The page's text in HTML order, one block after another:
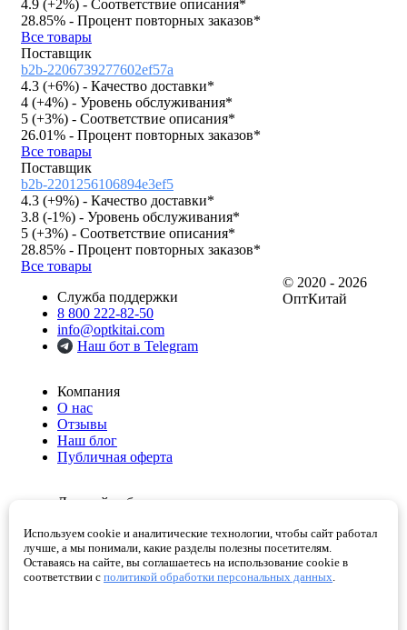
4.9 (+2%) - Соответствие описания*
28.85% - Процент повторных заказов*
Все товары
Поставщик
b2b-2206739277602ef57a
4.3 (+6%) - Качество доставки*
4 (+4%) - Уровень обслуживания*
5 (+3%) - Соответствие описания*
26.01% - Процент повторных заказов*
Все товары
Поставщик
b2b-2201256106894e3ef5
4.3 (+9%) - Качество доставки*
3.8 (-1%) - Уровень обслуживания*
5 (+3%) - Соответствие описания*
28.85% - Процент повторных заказов*
Все товары
Служба поддержки
8 800 222-82-50
info@optkitai.com
Наш бот в Telegram
Компания
О нас
Отзывы
Наш блог
Публичная оферта
Личный кабинет
Избранное
Корзина
Проверенные поставщики
© 2020 - 2026
ОптКитай
Используем cookie и аналитические технологии, чтобы сайт работал
лучше, а мы понимали, какие разделы полезны посетителям.
Оставаясь на сайте, вы соглашаетесь на использование cookie в
соответствии с политикой обработки персональных данных.